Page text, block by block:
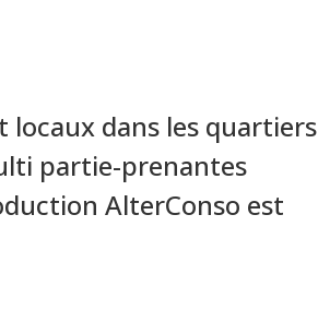
locaux dans les quartiers
partie-prenantes
AlterConso est